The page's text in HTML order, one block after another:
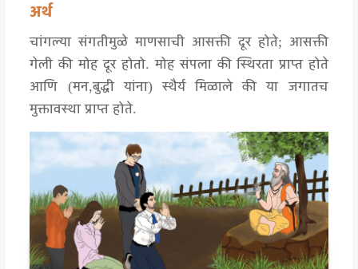
अर्थ
चांगल्या संगतीमुळे माणसाची आसक्ती दूर होते; आसक्ती
गेली की मोह दूर होतो. मोह संपला की स्थिरता प्राप्त होते
आणि (मन,बुद्धी यांना) स्थैर्य मिळाले की या जगातच
मुक्तावस्था प्राप्त होते.